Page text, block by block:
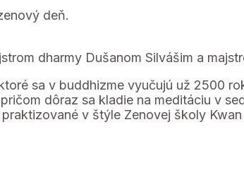
deň.
dharmy Dušanom Silvášim a
sa v buddhizme vyučujú už 2500
dôraz sa kladie na meditáciu v
v štýle Zenovej školy